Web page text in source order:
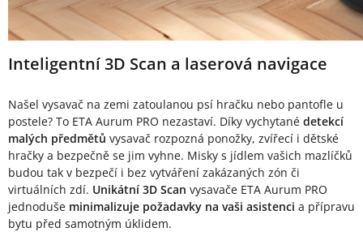
Inteligentní 3D Scan a laserová navigace
Našel vysavač na zemi zatoulanou psí hračku nebo pantofle u
postele? To ETA Aurum PRO nezastaví. Díky vychytané detekcí
malých předmětů vysavač rozpozná ponožky, zvířecí i dětské
hračky a bezpečně se jim vyhne. Misky s jídlem vašich mazlíčků
budou tak v bezpečí i bez vytváření zakázaných zón či
virtuálních zdí. Unikátní 3D Scan vysavače ETA Aurum PRO
jednoduše minimalizuje požadavky na vaši asistenci a přípravu
bytu před samotným úklidem.